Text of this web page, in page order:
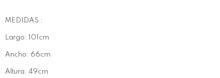
MEDIDAS :
Largo: 101cm
Ancho: 66cm
Altura: 49cm